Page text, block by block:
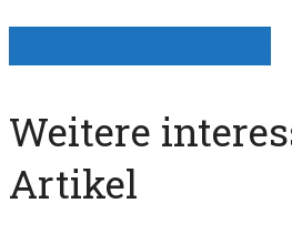
Weitere
Artikel